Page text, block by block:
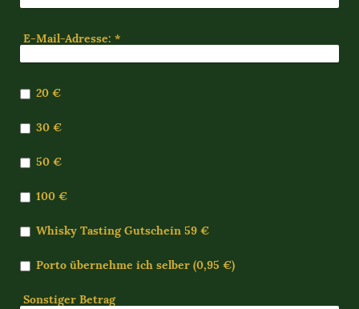
E-Mail-Adresse: *
20 €
30 €
50 €
100 €
Whisky Tasting Gutschein 59 €
Porto übernehme ich selber (0,95 €)
Sonstiger Betrag